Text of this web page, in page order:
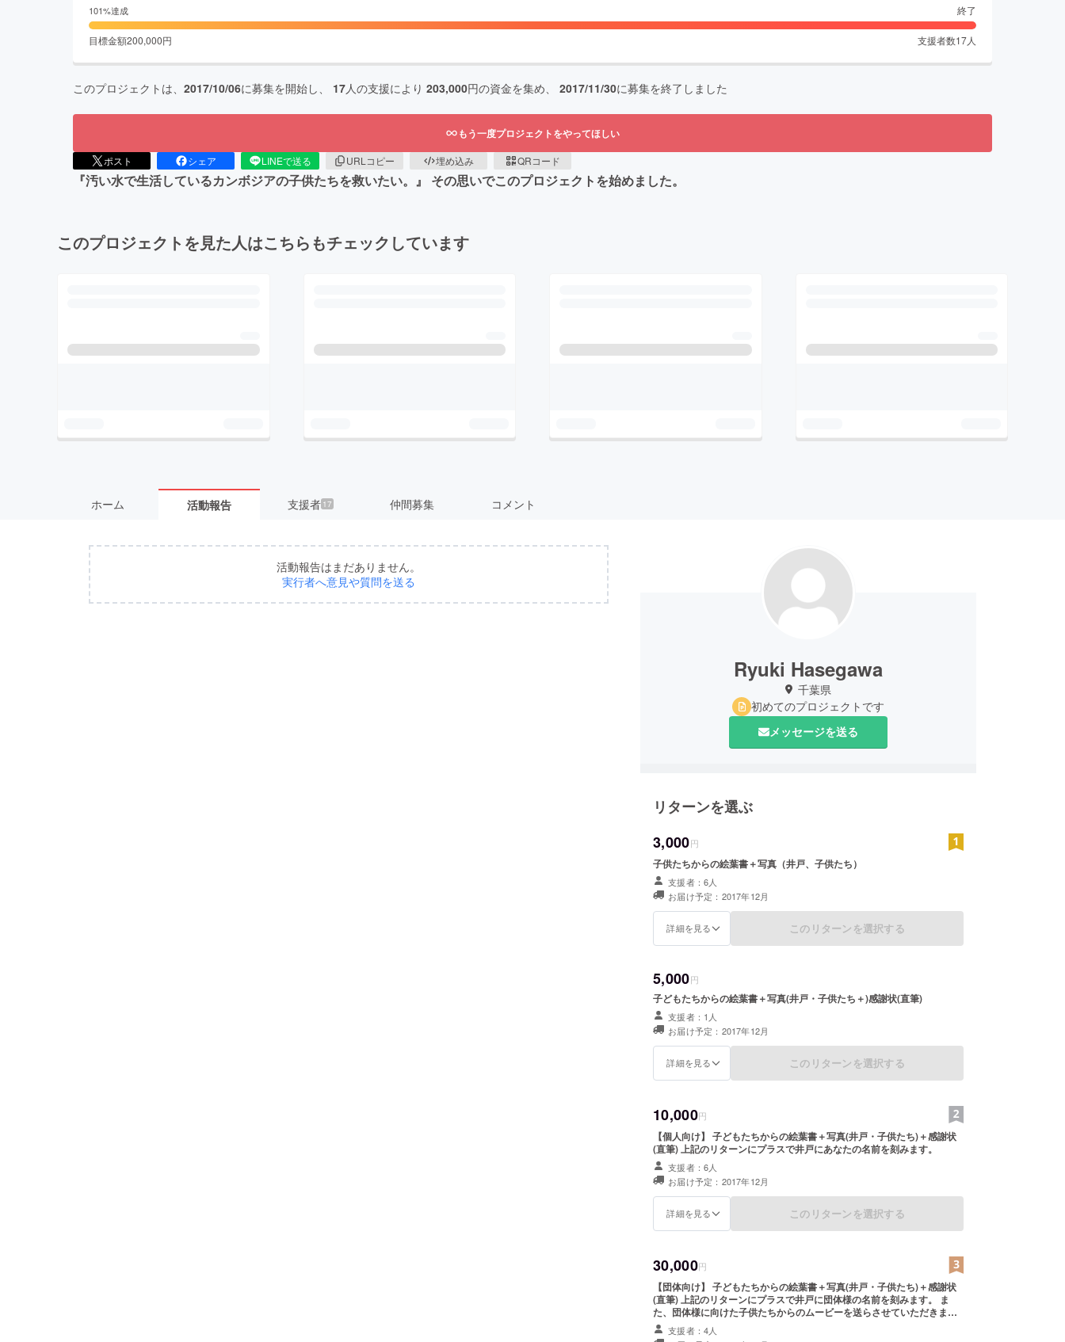
101%達成 終了
目標金額200,000円 支援者数17人
このプロジェクトは、 2017/10/06に募集を開始し、 17人の支援により 203,000円の資金を集め、 2017/11/30に募集を終了しました
もう一度プロジェクトをやってほしい
ポスト シェア LINEで送る URLコピー 埋め込み QRコード
『汚い水で生活しているカンボジアの子供たちを救いたい。』 その思いでこのプロジェクトを始めました。
このプロジェクトを見た人はこちらもチェックしています
ホーム 活動報告 支援者 17 仲間募集 コメント
活動報告はまだありません。
実行者へ意見や質問を送る
Ryuki Hasegawa
千葉県
初めてのプロジェクトです
メッセージを送る
リターンを選ぶ
3,000円
子供たちからの絵葉書＋写真（井戸、子供たち）
支援者：6人
お届け予定：2017年12月
詳細を見る このリターンを選択する
5,000円
子どもたちからの絵葉書＋写真(井戸・子供たち＋)感謝状(直筆)
支援者：1人
お届け予定：2017年12月
詳細を見る このリターンを選択する
10,000円
【個人向け】 子どもたちからの絵葉書＋写真(井戸・子供たち)＋感謝状
(直筆) 上記のリターンにプラスで井戸にあなたの名前を刻みます。
支援者：6人
お届け予定：2017年12月
詳細を見る このリターンを選択する
30,000円
【団体向け】 子どもたちからの絵葉書＋写真(井戸・子供たち)＋感謝状
(直筆) 上記のリターンにプラスで井戸に団体様の名前を刻みます。 ま
た、団体様に向けた子供たちからのムービーを送らさせていただきま
す。支援者：4人